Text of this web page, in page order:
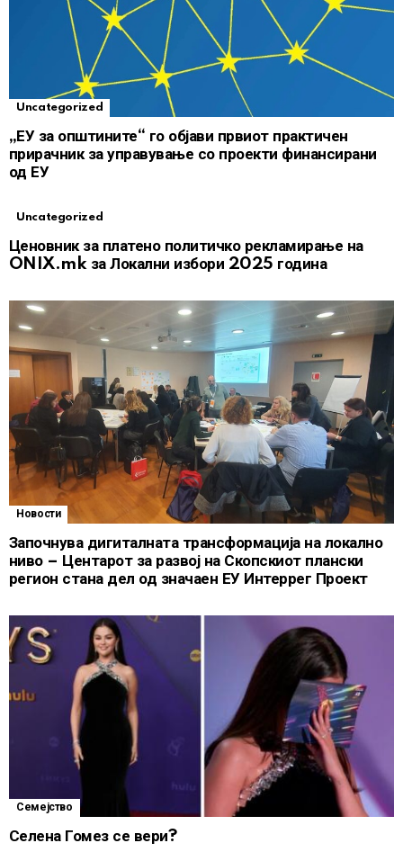
Uncategorized
„ЕУ за општините“ го објави првиот практичен
прирачник за управување со проекти финансирани
од ЕУ
Uncategorized
Ценовник за платено политичко рекламирање на
ONIX.mk за Локални избори 2025 година
Новости
Започнува дигиталната трансформација на локално
ниво – Центарот за развој на Скопскиот плански
регион стана дел од значаен ЕУ Интеррег Проект
Семејство
Селена Гомез се вери?